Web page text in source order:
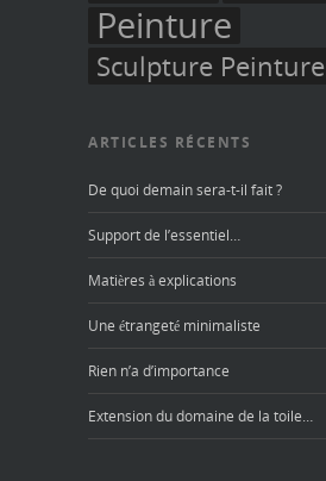
Peinture
Sculpture Peinture
ARTICLES RÉCENTS
De quoi demain sera-t-il fait ?
Support de l’essentiel…
Matières à explications
Une étrangeté minimaliste
Rien n’a d’importance
Extension du domaine de la toile…